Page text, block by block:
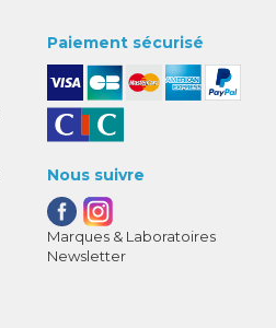
Paiement sécurisé
Nous suivre
Marques & Laboratoires
Newsletter